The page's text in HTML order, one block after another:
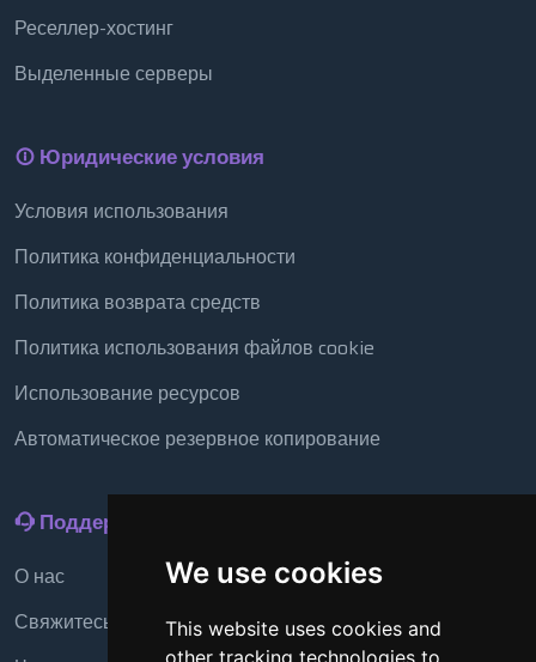
We use cookies
This website uses cookies and
other tracking technologies to
Реселлер-хостинг
Выделенные серверы
Юридические условия
Условия использования
Политика конфиденциальности
Политика возврата средств
Политика использования файлов cookie
Использование ресурсов
Автоматическое резервное копирование
Поддержка
О нас
Свяжитесь с нами